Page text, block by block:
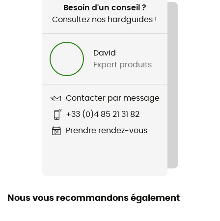
Homme / Femme
Nom du produit
70 % acrylique - 30 % laine
Besoin d'un conseil ?
Consultez nos hardguides !
David
Expert produits
Contacter par message
+33 (0)4 85 21 31 82
Prendre rendez-vous
Nous vous recommandons également